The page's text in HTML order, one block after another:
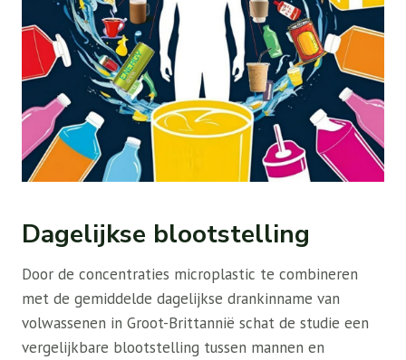
Dagelijkse blootstelling
Door de concentraties microplastic te combineren
met de gemiddelde dagelijkse drankinname van
volwassenen in Groot-Brittannië schat de studie een
vergelijkbare blootstelling tussen mannen en